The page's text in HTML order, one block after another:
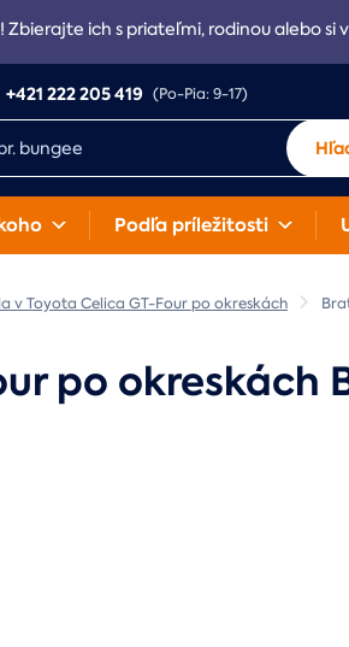
ich s priateľmi, rodinou alebo si
+421 222 205 419 (Po-Pia: 9-17)
Podľa príležitosti
v Toyota Celica GT-Four po okreskách
po okreskách